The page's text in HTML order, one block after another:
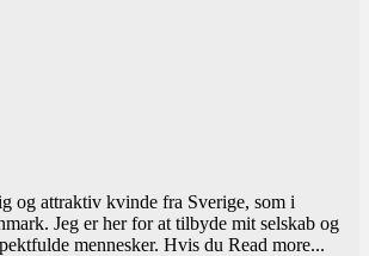
og attraktiv kvinde fra Sverige, som i
Jeg er her for at tilbyde mit selskab og
mennesker. Hvis du Read more...